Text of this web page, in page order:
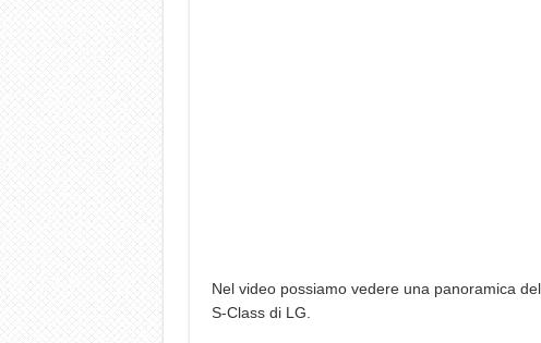
Nel video possiamo vedere una panoramica
S-Class di LG.